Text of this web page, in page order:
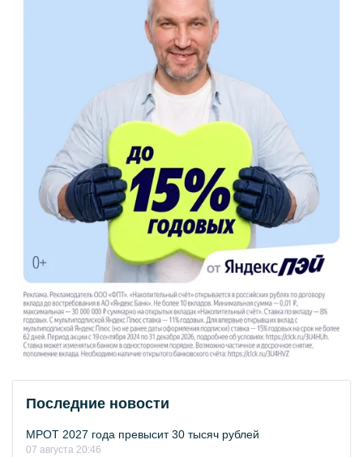
Последние новости
МРОТ 2027 года превысит 30 тысяч рублей
07 августа 20:46